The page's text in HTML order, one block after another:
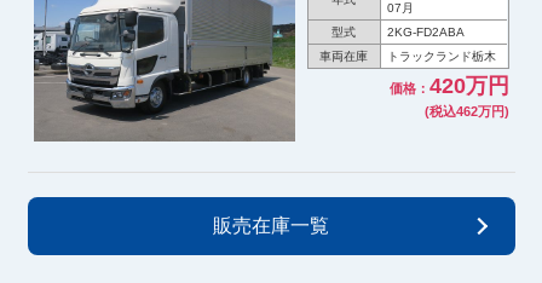
07月
型式
2KG-FD2ABA
車両在庫
トラックランド栃木
価格： 420万円
(税込462万円)
販売在庫一覧